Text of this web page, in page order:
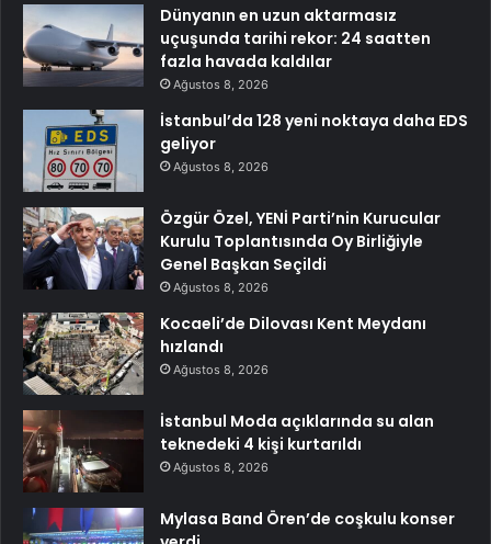
Dünyanın en uzun aktarmasız
uçuşunda tarihi rekor: 24 saatten
fazla havada kaldılar
Ağustos 8, 2026
İstanbul’da 128 yeni noktaya daha EDS
geliyor
Ağustos 8, 2026
Özgür Özel, YENİ Parti’nin Kurucular
Kurulu Toplantısında Oy Birliğiyle
Genel Başkan Seçildi
Ağustos 8, 2026
Kocaeli’de Dilovası Kent Meydanı
hızlandı
Ağustos 8, 2026
İstanbul Moda açıklarında su alan
teknedeki 4 kişi kurtarıldı
Ağustos 8, 2026
Mylasa Band Ören’de coşkulu konser